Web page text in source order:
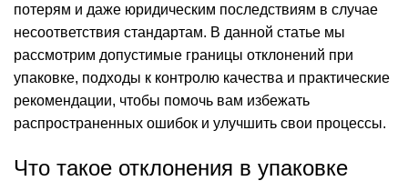
потерям и даже юридическим последствиям в случае
несоответствия стандартам. В данной статье мы
рассмотрим допустимые границы отклонений при
упаковке, подходы к контролю качества и практические
рекомендации, чтобы помочь вам избежать
распространенных ошибок и улучшить свои процессы.
Что такое отклонения в упаковке